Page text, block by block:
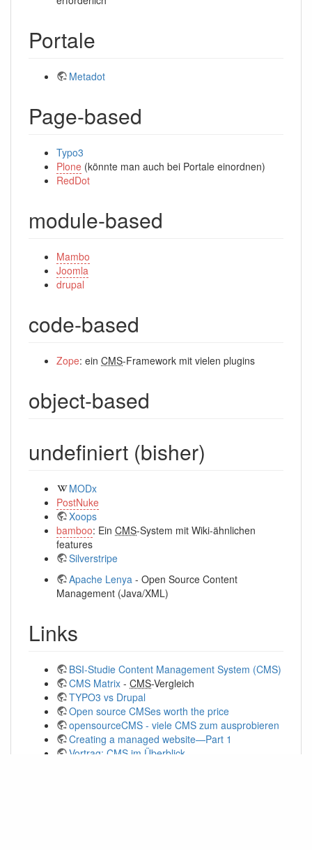
Portale
Metadot
Page-based
Typo3
Plone (könnte man auch bei Portale einordnen)
RedDot
module-based
Mambo
Joomla
drupal
code-based
Zope: ein CMS-Framework mit vielen plugins
object-based
undefiniert (bisher)
MODx
PostNuke
Xoops
bamboo: Ein CMS-System mit Wiki-ähnlichen
features
Silverstripe
Apache Lenya - Open Source Content
Management (Java/XML)
Links
BSI-Studie Content Management System (CMS)
CMS Matrix - CMS-Vergleich
TYPO3 vs Drupal
Open source CMSes worth the price
opensourceCMS - viele CMS zum ausprobieren
Creating a managed website—Part 1
Vortrag: CMS im Überblick